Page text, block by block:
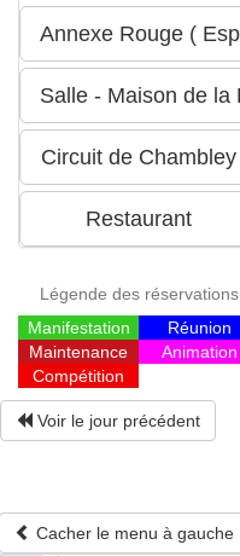
Légende des réservations
Manifestation
Réunion
Maintenance
Animation
Compétition
Voir le jour précédent
Cacher le menu à gauche